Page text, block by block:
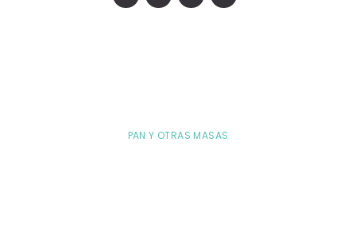
PAN Y OTRAS MASAS